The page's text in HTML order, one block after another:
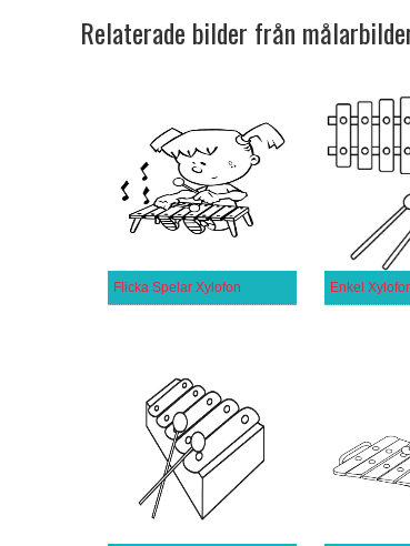
Relaterade bilder från
Flicka Spelar Xylofon Enkel